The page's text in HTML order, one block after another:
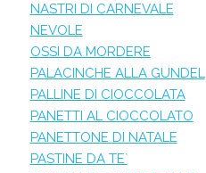
NASTRI DI CARNEVALE
NEVOLE
OSSI DA MORDERE
PALACINCHE ALLA GUNDEL
PALLINE DI CIOCCOLATA
PANETTI AL CIOCCOLATO
PANETTONE DI NATALE
PASTINE DA TE`